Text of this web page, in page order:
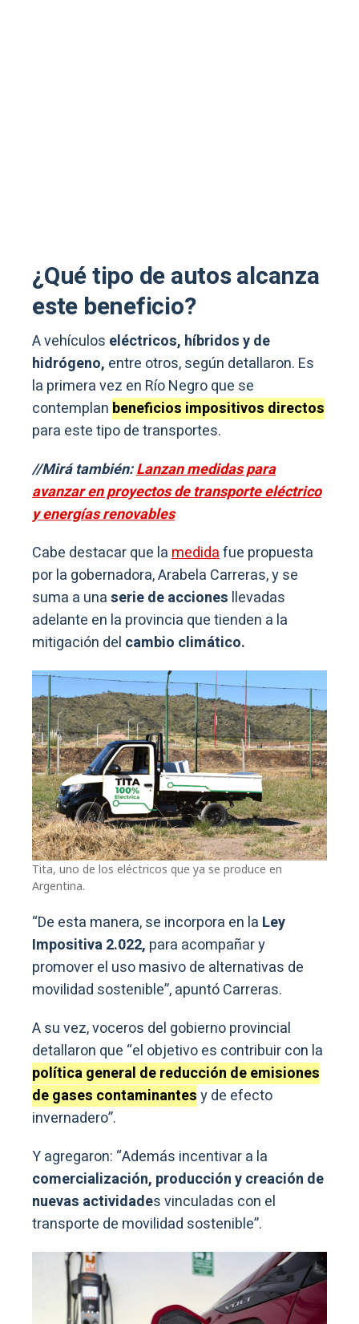
¿Qué tipo de autos alcanza
este beneficio?
A vehículos eléctricos, híbridos y de
hidrógeno, entre otros, según detallaron. Es
la primera vez en Río Negro que se
contemplan beneficios impositivos directos
para este tipo de transportes.
//Mirá también:Lanzan medidas para
avanzar en proyectos de transporte eléctrico
y energías renovables
Cabe destacar que lamedidafue propuesta
por la gobernadora, Arabela Carreras, y se
suma a unaserie de acciones llevadas
adelante en la provincia que tienden a la
mitigación del cambio climático.
Tita, uno de los eléctricos que ya se produce en
Argentina.
“De esta manera, se incorpora en la Ley
Impositiva 2.022, para acompañar y
promover el uso masivo de alternativas de
movilidad sostenible”, apuntó Carreras.
A su vez, voceros del gobierno provincial
detallaron que “el objetivo es contribuir con la
política general de reducción de emisiones
de gases contaminantesy de efecto
invernadero”.
Y agregaron: “Además incentivar a la
comercialización, producción y creación de
nuevas actividades vinculadas con el
transporte de movilidad sostenible”.